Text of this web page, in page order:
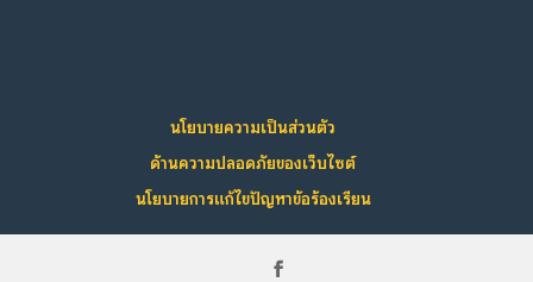
นโยบายความเป็นส่วนตัว
ด้านความปลอดภัยของเว็บไซต์
นโยบายการแก้ไขปัญหาข้อร้องเรียน